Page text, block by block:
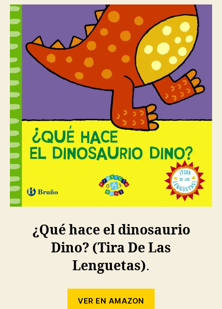
¿Qué hace el dinosaurio
Dino? (Tira De Las
Lenguetas).
VER EN AMAZON